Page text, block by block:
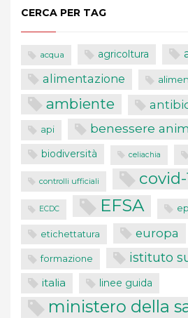
CERCA PER TAG
acqua agricoltura
alimentazione
ambiente
api benessere
biodiversità celiachia
controlli ufficiali covid-
ECDC EFSA
etichettatura europa
formazione istituto
italia linee guida
ministero della